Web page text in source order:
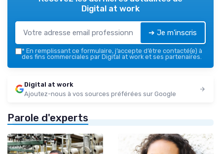
Digital at work
➔ Je m'inscris
* En remplissant ce formulaire, j’accepte d’être contacté(e) à
des fins commerciales par Digital at work et ses partenaires.
Digital at work
Ajoutez-nous à vos sources préférées sur Google
Parole d'experts